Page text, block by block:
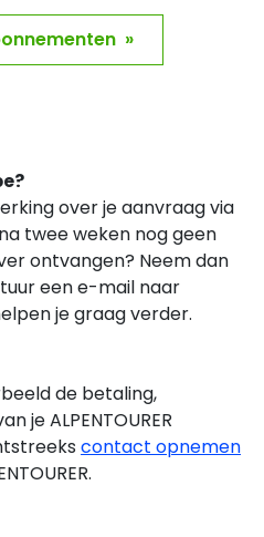
»
over je aanvraag via
twee weken nog geen
ontvangen? Neem dan
een e-mail naar
je graag verder.
de betaling,
je ALPENTOURER
contact opnemen